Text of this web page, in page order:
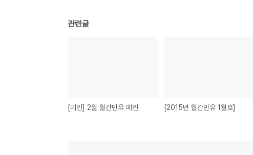
관련글
[메인] 2월 월간민유 메인 [2015년 월간민유 1월호]